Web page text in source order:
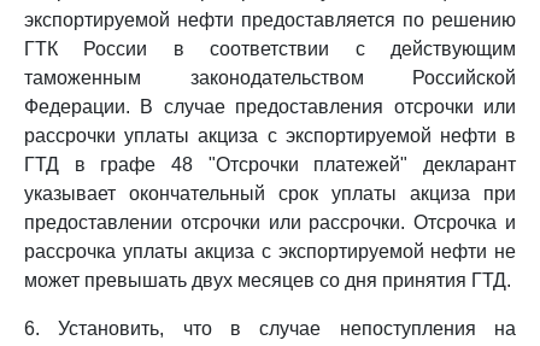
экспортируемой нефти предоставляется по решению
ГТК России в соответствии с действующим
таможенным законодательством Российской
Федерации. В случае предоставления отсрочки или
рассрочки уплаты акциза с экспортируемой нефти в
ГТД в графе 48 "Отсрочки платежей" декларант
указывает окончательный срок уплаты акциза при
предоставлении отсрочки или рассрочки. Отсрочка и
рассрочка уплаты акциза с экспортируемой нефти не
может превышать двух месяцев со дня принятия ГТД.
6. Установить, что в случае непоступления на